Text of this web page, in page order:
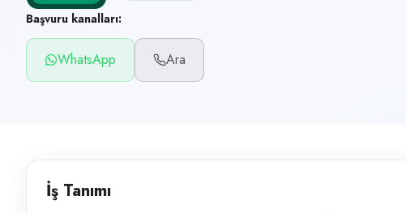
Çalışma şekli
Tam Zamanlı · Ofis
Yayın tarihi
2 Temmuz 2026
Başvuru kanalları
WhatsApp, Telefon
Başvuru kanalları:
WhatsApp Ara
İş Tanımı